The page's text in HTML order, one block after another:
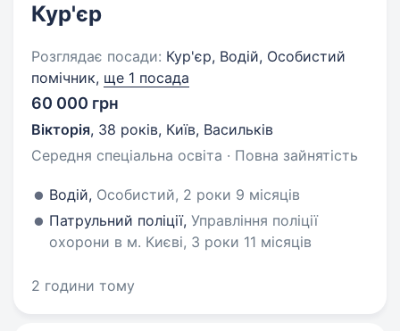
Кур'єр
Розглядає посади: Кур'єр, Водій, Особистий
помічник, ще 1 посада
60 000 грн
Вікторія, 38 років, Київ, Васильків
Середня спеціальна освіта · Повна зайнятість
Водій, Особистий, 2 роки 9 місяців
Патрульний поліції, Управління поліції
охорони в м. Києві, 3 роки 11 місяців
2 години тому